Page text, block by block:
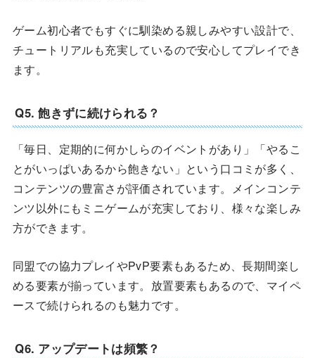
ゲーム初心者でもすぐに馴染める親しみやすい設計で、
チュートリアルも充実しているので安心してプレイでき
ます。
Q5. 飽きずに続けられる？
「毎日、定期的に何かしらのイベントがあり」「やるこ
とがいっぱいあるから飽きない」という口コミが多く、
コンテンツの豊富さが評価されています。メインコンテ
ンツ以外にもミニゲームが充実しており、様々な楽しみ
方ができます。
同盟での協力プレイやPvP要素もあるため、長期間楽し
める要素が揃っています。放置要素もあるので、マイペ
ースで続けられるのも魅力です。
Q6. アップデートは頻繁？